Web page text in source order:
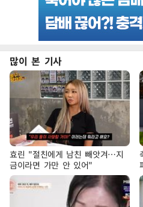
많이 본 기사
효린 "절친에게 남친 빼앗겨…지
금이라면 가만 안 있어"